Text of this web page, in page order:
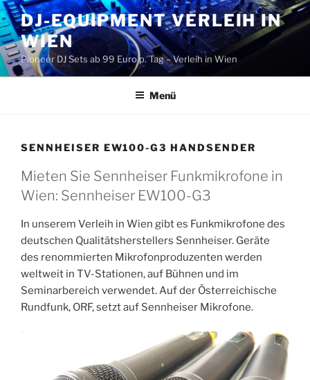
Zum
Inhalt
springen
DJ-EQUIPMENT VERLEIH IN
WIEN
Pioneer DJ Sets ab 99 Euro p. Tag – Verleih in Wien
Menü
SENNHEISER EW100-G3 HANDSENDER
Mieten Sie Sennheiser Funkmikrofone in
Wien: Sennheiser EW100-G3
In unserem Verleih in Wien gibt es Funkmikrofone des
deutschen Qualitätsherstellers Sennheiser. Geräte
des renommierten Mikrofonproduzenten werden
weltweit in TV-Stationen, auf Bühnen und im
Seminarbereich verwendet. Auf der Österreichische
Rundfunk, ORF, setzt auf Sennheiser Mikrofone.